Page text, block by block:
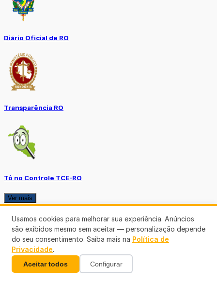
Diário Oficial de RO
Transparência RO
Tô no Controle TCE-RO
Ver mais
Usamos cookies para melhorar sua experiência. Anúncios
são exibidos mesmo sem aceitar — personalização depende
do seu consentimento. Saiba mais na Política de
Privacidade.
Aceitar todos Configurar